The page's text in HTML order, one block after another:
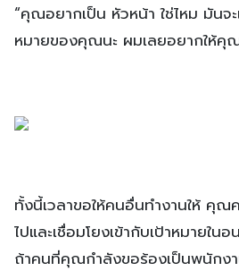
“คุณอยากเป็น หัวหน้า ใช่ไหม มันจะ
หมายของคุณนะ ผมเลยอยากให้คุ
ทั้งนี้เวลาขอให้คนอื่นทำงานให้ คุณ
ไปและเชื่อมโยงเข้ากับเป้าหมายใน
ถ้าคนที่คุณกำลังขอร้องเป็นพนักง